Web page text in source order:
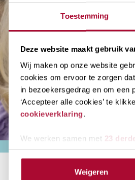
Toestemming
Deze website maakt gebruik
Wij maken op onze website
cookies om ervoor te zorgen
in bezoekersgedrag en om een
‘Accepteer alle cookies’ te
cookieverklaring.
We werken samen met 23
Weigeren